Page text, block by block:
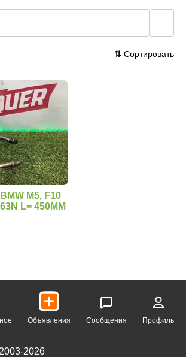
⇅ Сортировать
M5, F10
L= 450MM
Объявления Сообщения Профиль
2026